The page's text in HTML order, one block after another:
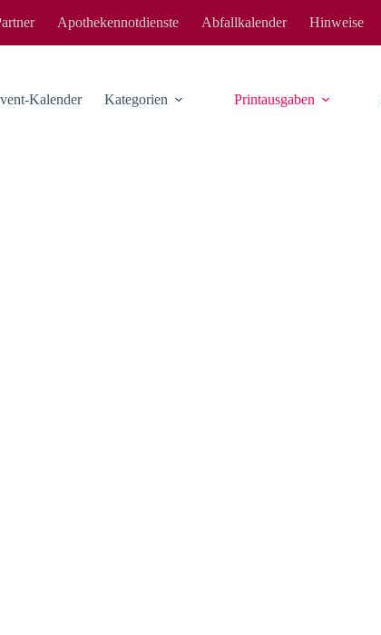
Apothekennotdienste Abfallkalender Hinweise
Kalender Kategorien Printausgaben